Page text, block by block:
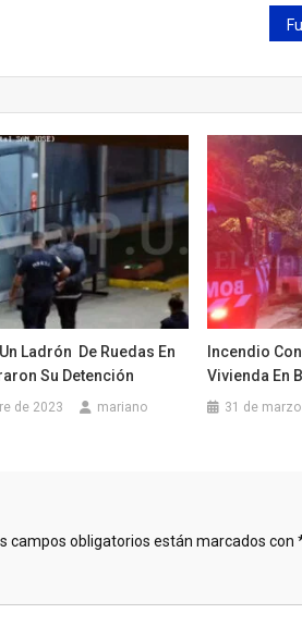
Ladrón De Ruedas En
Su Detención
de 2023 mariano
Incendio
Vivienda En
31 de
campos obligatorios están marcados con